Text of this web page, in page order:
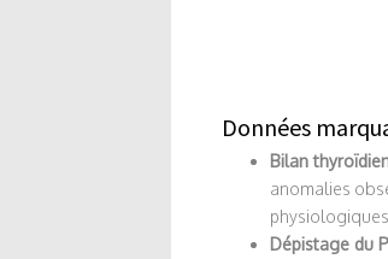
Données
Bilan
anomalies
Dépistage du